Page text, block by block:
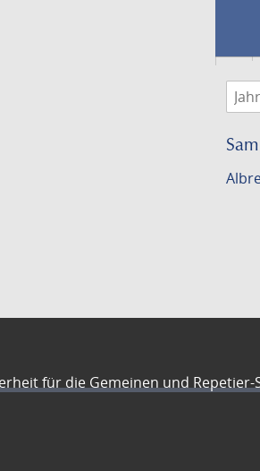
1833
für die Gemeinen und Repetier-